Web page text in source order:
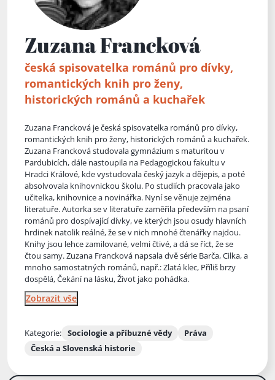
Zuzana Francková
česká spisovatelka románů pro dívky,
romantických knih pro ženy,
historických románů a kuchařek
Zuzana Francková je česká spisovatelka románů pro dívky,
romantických knih pro ženy, historických románů a kuchařek.
Zuzana Francková studovala gymnázium s maturitou v
Pardubicích, dále nastoupila na Pedagogickou fakultu v
Hradci Králové, kde vystudovala český jazyk a dějepis, a poté
absolvovala knihovnickou školu. Po studiích pracovala jako
učitelka, knihovnice a novinářka. Nyní se věnuje zejména
literatuře. Autorka se v literatuře zaměřila především na psaní
románů pro dospívající dívky, ve kterých jsou osudy hlavních
hrdinek natolik reálné, že se v nich mnohé čtenářky najdou.
Knihy jsou lehce zamilované, velmi čtivé, a dá se říct, že se
čtou samy. Zuzana Francková napsala dvě série Barča, Cilka, a
mnoho samostatných románů, např.: Zlatá klec, Příliš brzy
dospělá, Čekání na lásku, Život jako pohádka.
Zobrazit vše
Kategorie: Sociologie a příbuzné vědy
Práva
Česká a Slovenská historie